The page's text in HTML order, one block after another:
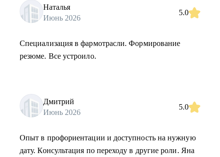
Наталья
Июнь 2026
5.0
Специализация в фармотрасли. Формирование
резюме. Все устроило.
Дмитрий
Июнь 2026
5.0
Опыт в профориентации и доступность на нужную
дату. Консультация по переходу в другие роли. Яна